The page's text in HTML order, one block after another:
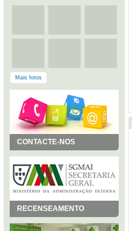
Mais fotos
CONTACTE-NOS
RECENSEAMENTO